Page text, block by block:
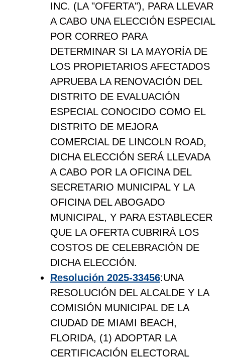
INC. (LA "OFERTA"), PARA LLEVAR
A CABO UNA ELECCIÓN ESPECIAL
POR CORREO PARA
DETERMINAR SI LA MAYORÍA DE
LOS PROPIETARIOS AFECTADOS
APRUEBA LA RENOVACIÓN DEL
DISTRITO DE EVALUACIÓN
ESPECIAL CONOCIDO COMO EL
DISTRITO DE MEJORA
COMERCIAL DE LINCOLN ROAD,
DICHA ELECCIÓN SERÁ LLEVADA
A CABO POR LA OFICINA DEL
SECRETARIO MUNICIPAL Y LA
OFICINA DEL ABOGADO
MUNICIPAL, Y PARA ESTABLECER
QUE LA OFERTA CUBRIRÁ LOS
COSTOS DE CELEBRACIÓN DE
DICHA ELECCIÓN.
Resolución 2025-33456:UNA
RESOLUCIÓN DEL ALCALDE Y LA
COMISIÓN MUNICIPAL DE LA
CIUDAD DE MIAMI BEACH,
FLORIDA, (1) ADOPTAR LA
CERTIFICACIÓN ELECTORAL